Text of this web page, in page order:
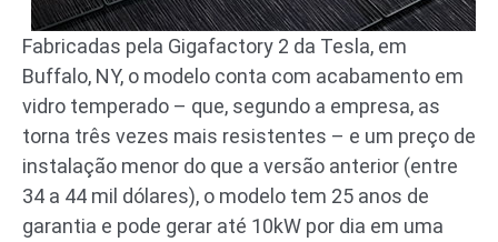
Fabricadas pela Gigafactory 2 da Tesla, em
Buffalo, NY, o modelo conta com acabamento em
vidro temperado – que, segundo a empresa, as
torna três vezes mais resistentes – e um preço de
instalação menor do que a versão anterior (entre
34 a 44 mil dólares), o modelo tem 25 anos de
garantia e pode gerar até 10kW por dia em uma